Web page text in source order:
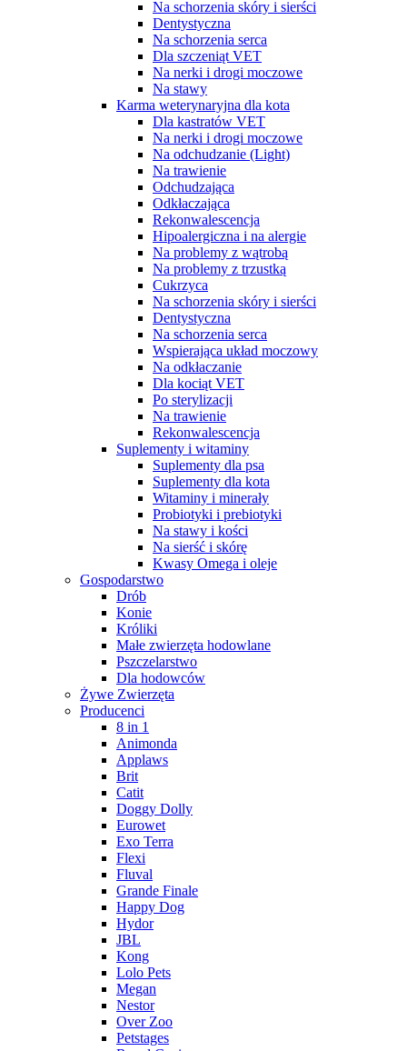
Na schorzenia skóry i sierści
Dentystyczna
Na schorzenia serca
Dla szczeniąt VET
Na nerki i drogi moczowe
Na stawy
Karma weterynaryjna dla kota
Dla kastratów VET
Na nerki i drogi moczowe
Na odchudzanie (Light)
Na trawienie
Odchudzająca
Odkłaczająca
Rekonwalescencja
Hipoalergiczna i na alergie
Na problemy z wątrobą
Na problemy z trzustką
Cukrzyca
Na schorzenia skóry i sierści
Dentystyczna
Na schorzenia serca
Wspierająca układ moczowy
Na odkłaczanie
Dla kociąt VET
Po sterylizacji
Na trawienie
Rekonwalescencja
Suplementy i witaminy
Suplementy dla psa
Suplementy dla kota
Witaminy i minerały
Probiotyki i prebiotyki
Na stawy i kości
Na sierść i skórę
Kwasy Omega i oleje
Gospodarstwo
Drób
Konie
Króliki
Małe zwierzęta hodowlane
Pszczelarstwo
Dla hodowców
Żywe Zwierzęta
Producenci
8 in 1
Animonda
Applaws
Brit
Catit
Doggy Dolly
Eurowet
Exo Terra
Flexi
Fluval
Grande Finale
Happy Dog
Hydor
JBL
Kong
Lolo Pets
Megan
Nestor
Over Zoo
Petstages